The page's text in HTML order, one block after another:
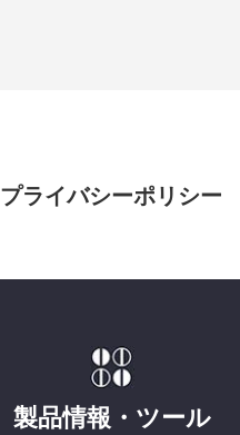
プライバシーポリシー
製品情報・ツール